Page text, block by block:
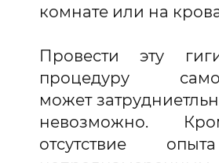
комнате или на
Провести эту
процедуру
может
невозможно.
отсутствие